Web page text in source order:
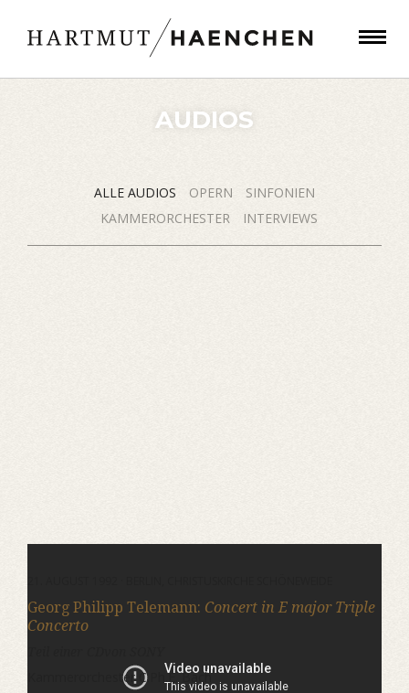
AUDIOS
ALLE AUDIOS OPERN
SINFONIEN
KAMMERORCHESTER
INTERVIEWS
Georg Philipp Telemann: Concert in E major Triple
Concerto
Kammerorchester C.Ph.E. Bach